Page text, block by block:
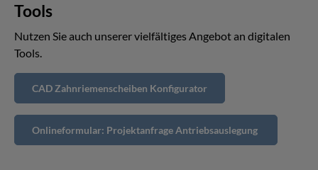
Tools
Nutzen Sie auch unserer vielfältiges Angebot an digitalen
Tools.
CAD Zahnriemenscheiben Konfigurator
Onlineformular: Projektanfrage Antriebsauslegung